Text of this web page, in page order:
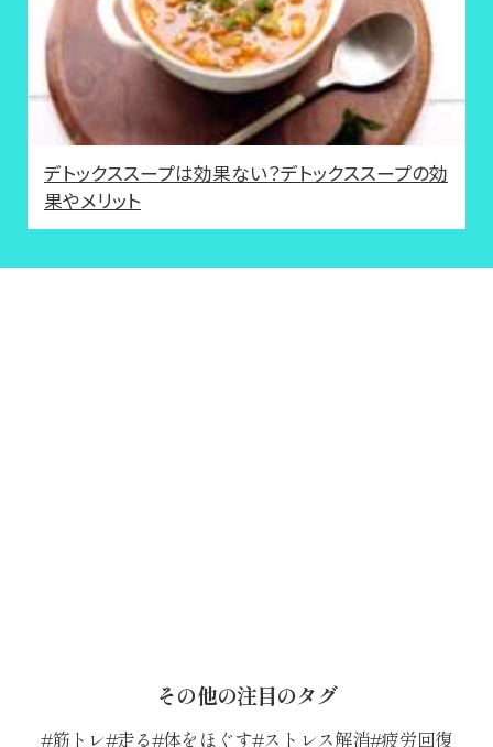
デトックススープは効果ない？デトックススープの効
果やメリット
その他の注目のタグ
筋トレ 走る 体をほぐす ストレス解消 疲労回復